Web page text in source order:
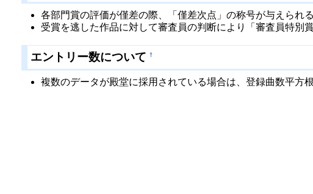
各部門賞の評価が僅差の際、「僅差次点」の称号が与えられる
受賞を逃した作品に対して審査員の判断により「審査員特別
エントリー数について †
複数のデータが殿堂に採用されている場合は、登録曲数平方